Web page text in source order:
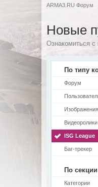
ARMA3.RU Форум
Новые
Ознакомиться с
По типу
Форум
Изображения
Видеоролики
ISG League
Баг-трекер
По секции
Категории